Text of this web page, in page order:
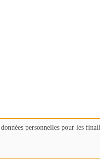
personnelles pour les